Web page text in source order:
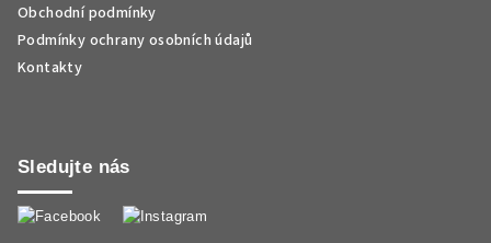
Obchodní podmínky
Podmínky ochrany osobních údajů
Kontakty
Sledujte nás